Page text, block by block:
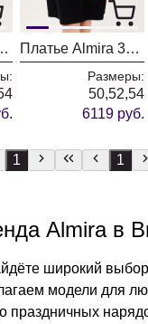
зелёный Платье Almira 330 черный
Размеры:
50,52,54
6119 руб.
1 1
Almira в
широкий
модели для
праздничных